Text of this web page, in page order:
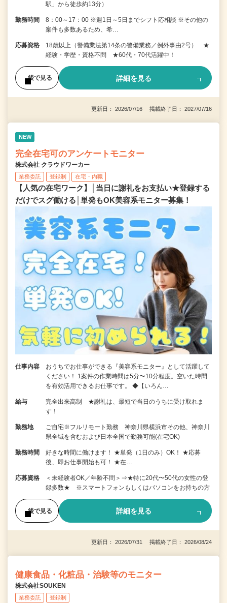
駅」から徒歩約13分）
勤務時間
8：00～17：00 ※週1日～5日までシフト応相談 ※その他の
案件も多数あるため、希…
応募資格
18歳以上（警備業法第14条の警備業務／例外事由2号） ★
経験・学歴・資格不問 ★60代・70代活躍中！
後で見る 詳細を見る
更新日： 2026/07/16 掲載終了日： 2027/07/16
NEW
完全在宅可のアンケートモニター
株式会社 クラウドワーカー
業務委託 登録制 在宅・内職
【人気の在宅ワーク】│当日に謝礼をお支払い★登録する
だけでスグ働ける│単発もOK美容系モニター募集！
仕事内容
おうちでお仕事ができる『美容系モニター』として活躍して
ください！ 1案件の作業時間は5分〜10分程度。空いた時間
を有効活用できるお仕事です。 ◆【いろん…
給与
完全出来高制 ★謝礼は、最短で当日のうちに受け取れま
す！
勤務地
ご自宅※フルリモート勤務 神奈川県横浜市その他、神奈川
県全域を含むおよび日本全国で勤務可能(在宅OK)
勤務時間
好きな時間に働けます！ ★単発（1日のみ）OK！ ★応募
後、即お仕事開始も可！ ★在…
応募資格
＜未経験者OK／年齢不問＞⇒★特に20代〜50代の女性の登
録多数★ ※スマートフォンもしくはパソコンをお持ちの方
後で見る 詳細を見る
更新日： 2026/07/31 掲載終了日： 2026/08/24
健康食品・化粧品・治験等のモニター
株式会社SOUKEN
業務委託 登録制